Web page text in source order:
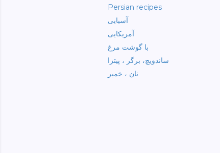
Persian recipes
آسیایی
آمریکایی
با گوشت مرغ
ساندویچ، برگر ، پیتزا
نان ، خمیر